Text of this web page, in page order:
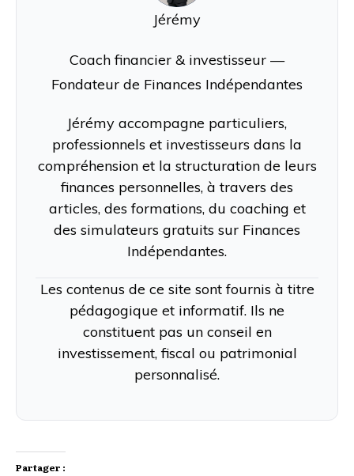
Jérémy
Coach financier & investisseur —
Fondateur de Finances Indépendantes
Jérémy accompagne particuliers,
professionnels et investisseurs dans la
compréhension et la structuration de leurs
finances personnelles, à travers des
articles, des formations, du coaching et
des simulateurs gratuits sur Finances
Indépendantes.
Les contenus de ce site sont fournis à titre
pédagogique et informatif. Ils ne
constituent pas un conseil en
investissement, fiscal ou patrimonial
personnalisé.
Partager :